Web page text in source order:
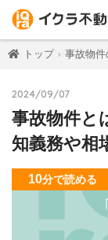
トップ 事故物件
2024/09/07
事故物件と
知義務や相
10分で読める